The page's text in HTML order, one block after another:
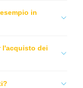
in
l'acquisto dei